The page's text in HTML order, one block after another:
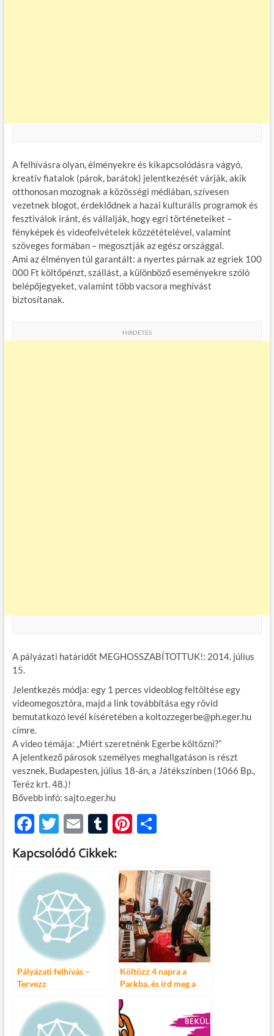
A felhívásra olyan, élményekre és kikapcsolódásra vágyó,
kreatív fiatalok (párok, barátok) jelentkezését várják, akik
otthonosan mozognak a közösségi médiában, szívesen
vezetnek blogot, érdeklődnek a hazai kulturális programok és
fesztiválok iránt, és vállalják, hogy egri történeteiket –
fényképek és videofelvételek közzétételével, valamint
szöveges formában – megosztják az egész országgal.
Ami az élményen túl garantált: a nyertes párnak az egriek 100
000 Ft költőpénzt, szállást, a különböző eseményekre szóló
belépőjegyeket, valamint több vacsora meghívást
biztosítanak.
HIRDETÉS
A pályázati határidőt MEGHOSSZABÍTOTTUK!: 2014. július
15.
Jelentkezés módja: egy 1 perces videoblog feltöltése egy
videomegosztóra, majd a link továbbítása egy rövid
bemutatkozó levél kíséretében a koltozzegerbe@ph.eger.hu
címre.
A video témája: „Miért szeretnénk Egerbe költözni?”
A jelentkező párosok személyes meghallgatáson is részt
vesznek, Budapesten, július 18-án, a Játékszínben (1066 Bp.,
Teréz krt. 48.)!
Bővebb infó: sajto.eger.hu
F
ac
e
b
o
o
k
T
w
itt
er
E
m
ail
T
u
m
bl
Pi
es
t
O
m
e
g
Kapcsolódó Cikkek:
Pályázati felhívás –
Tervezz
Költözz 4 napra a
Parkba, és írd meg a